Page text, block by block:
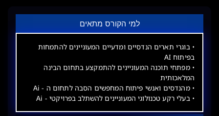
למי הקורס מתאים
• בוגרי תארים הנדסיים ומדעיים המעוניינים להתמחות
בפיתוח AI
• מפתחי תוכנה המעוניינים להתמקצע בתחום הבינה
המלאכותית
• מהנדסים ואנשי פיתוח המחפשים הסבה לתחום ה - Ai
• בעלי רקע טכנולוגי המעוניינים להשתלב בפרויקטי - Ai